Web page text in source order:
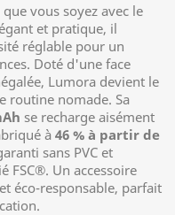
vous soyez avec le
et pratique, il
réglable pour un
Doté d'une face
Lumora devient le
routine nomade. Sa
se recharge aisément
à 46 % à partir de
sans PVC et
FSC®. Un accessoire
éco-responsable, parfait